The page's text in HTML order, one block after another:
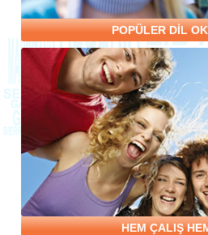
POPÜLER DİL
HEM ÇALIŞ